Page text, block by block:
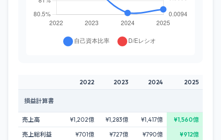
2022 2023 2024 2025
損益計算書
売上高 ¥1,202億 ¥1,283億 ¥1,417億
¥1,560億
売上総利益
¥701億 ¥727億 ¥790億
¥912億